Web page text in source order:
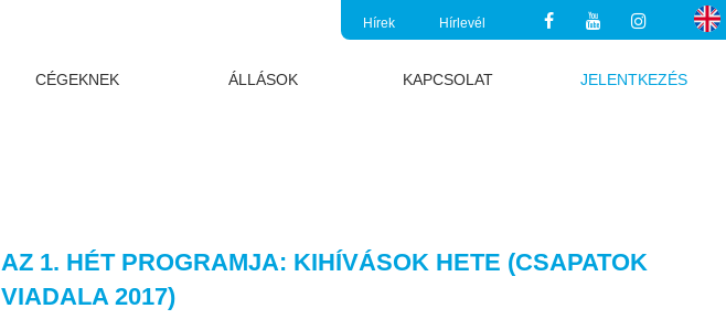
Hírek Hírlevél
CÉGEKNEK ÁLLÁSOK KAPCSOLAT JELENTKEZÉS
AZ 1. HÉT PROGRAMJA: KIHÍVÁSOK HETE (CSAPATOK
VIADALA 2017)